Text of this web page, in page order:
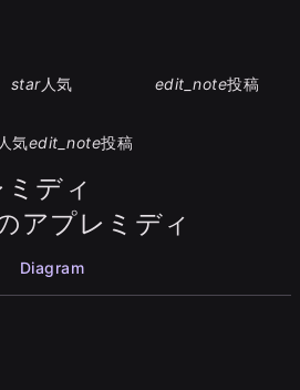
star人気 edit_note投稿
気edit_note投稿
ディ
アプレミディ
Diagram